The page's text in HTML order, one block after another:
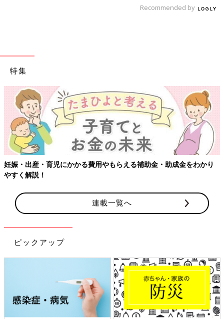
Recommended by
特集
費用やもらえる補助金・助成金をわかり
【ワクチン接種できる
連載一覧へ
ピックアップ